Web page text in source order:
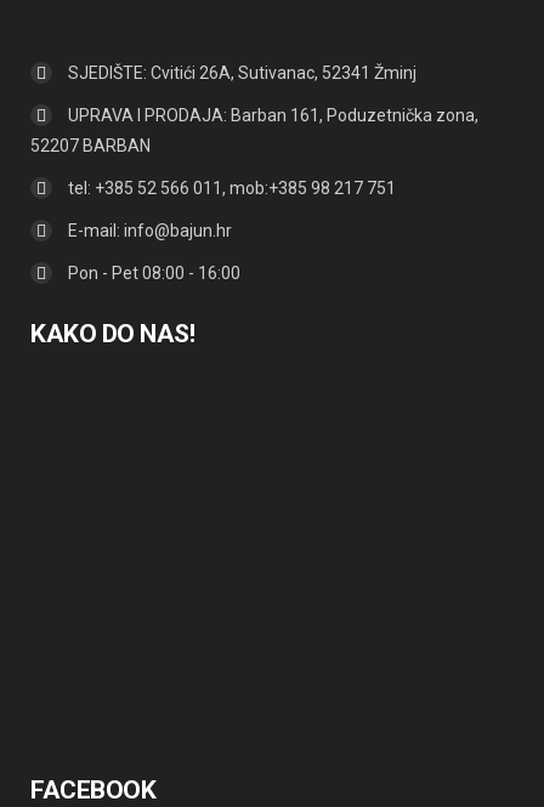
SJEDIŠTE: Cvitići 26A, Sutivanac, 52341 Žminj
UPRAVA I PRODAJA: Barban 161, Poduzetnička zona,
52207 BARBAN
tel: +385 52 566 011, mob:+385 98 217 751
E-mail: info@bajun.hr
Pon - Pet 08:00 - 16:00
KAKO DO NAS!
FACEBOOK